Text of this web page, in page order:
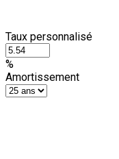
Taux personnalisé
%
Amortissement